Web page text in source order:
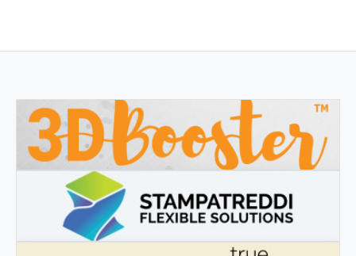
3DBOOSTER
3DBooster - Innovative Produkte für den 3D-Druck